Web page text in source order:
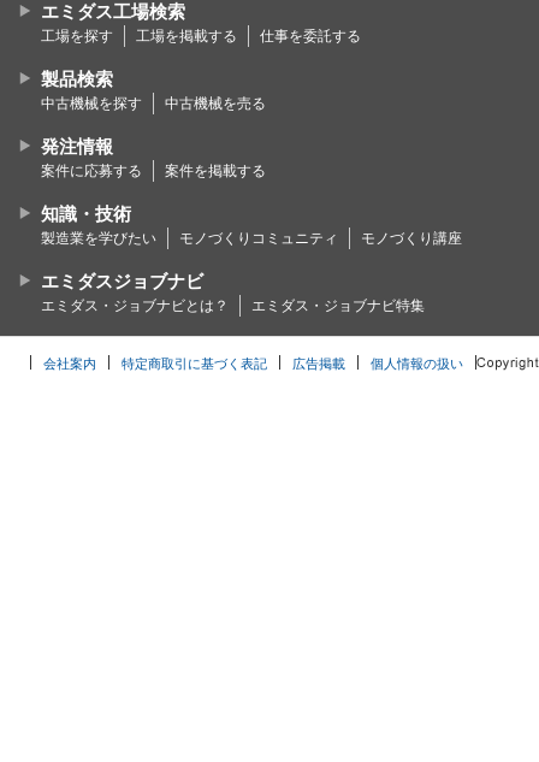
エミダス工場検索
工場を探す 工場を掲載する 仕事を委託する
製品検索
中古機械を探す 中古機械を売る
発注情報
案件に応募する 案件を掲載する
知識・技術
製造業を学びたい モノづくりコミュニティ モノづくり講座
エミダスジョブナビ
エミダス・ジョブナビとは？ エミダス・ジョブナビ特集
会社案内 特定商取引に基づく表記 広告掲載 個人情報の扱い